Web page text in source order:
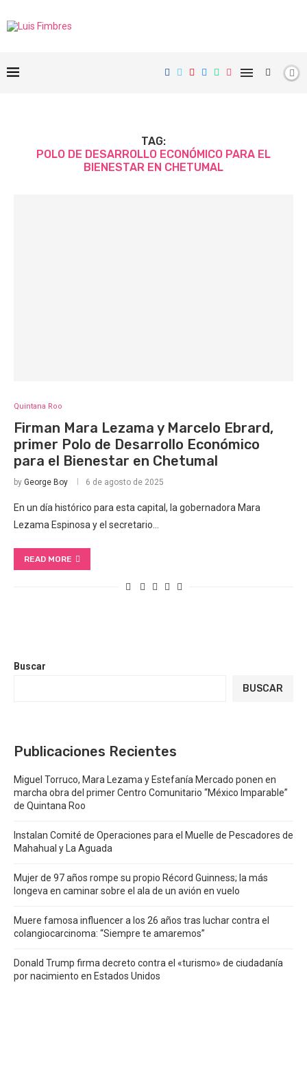
TAG:
POLO DE DESARROLLO ECONÓMICO PARA EL
BIENESTAR EN CHETUMAL
Quintana Roo
Firman Mara Lezama y Marcelo Ebrard,
primer Polo de Desarrollo Económico
para el Bienestar en Chetumal
by George Boy 6 de agosto de 2025
En un día histórico para esta capital, la gobernadora Mara
Lezama Espinosa y el secretario…
READ MORE
Buscar
BUSCAR
Publicaciones Recientes
Miguel Torruco, Mara Lezama y Estefanía Mercado ponen en
marcha obra del primer Centro Comunitario “México Imparable”
de Quintana Roo
Instalan Comité de Operaciones para el Muelle de Pescadores de
Mahahual y La Aguada
Mujer de 97 años rompe su propio Récord Guinness; la más
longeva en caminar sobre el ala de un avión en vuelo
Muere famosa influencer a los 26 años tras luchar contra el
colangiocarcinoma: “Siempre te amaremos”
Donald Trump firma decreto contra el «turismo» de ciudadanía
por nacimiento en Estados Unidos